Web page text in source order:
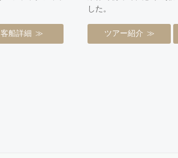
客船詳細
した。
ツアー紹介